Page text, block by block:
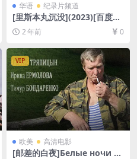
华语 纪录片频道
[里斯本丸沉没](2023)[百度网
盘+夸克网盘1080P/4K超清未
删减资源][网盘在线播放/下
载][MP4/2.6GB/22GB][中文
字幕]
2 年前 0
VIP
欧美 高清电影
[邮差的白夜]Белые ночи п